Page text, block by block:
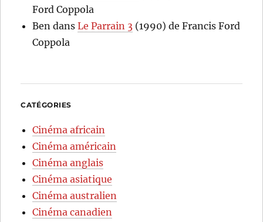
Ford Coppola
Ben dansLe Parrain 3 (1990) de Francis Ford
Coppola
CATÉGORIES
Cinéma africain
Cinéma américain
Cinéma anglais
Cinéma asiatique
Cinéma australien
Cinéma canadien